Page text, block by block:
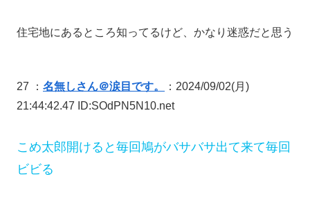
住宅地にあるところ知ってるけど、かなり迷惑だと思う
27 ： 名無しさん＠涙目です。
：2024/09/02(月)
21:44:42.47 ID:SOdPN5N10.net
こめ太郎開けると毎回鳩がバサバサ出て来て毎回
ビビる